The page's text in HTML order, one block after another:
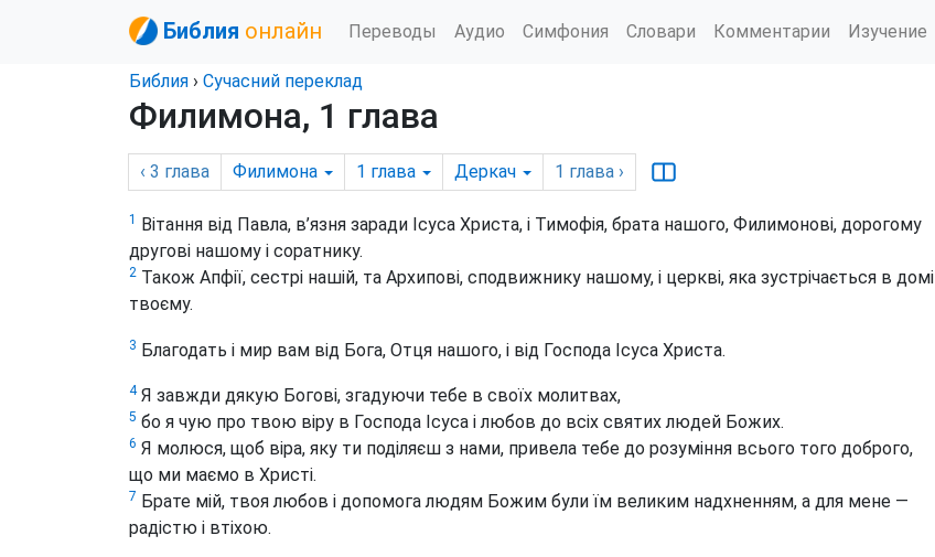
Библия онлайн Переводы Аудио Симфония Словари Комментарии Изучение
Библия › Сучасний переклад
Филимона, 1 глава
‹ 3 глава Филимона 1 глава Деркач 1 глава ›
1 Вітання від Павла, в’язня заради Ісуса Христа, і Тимофія, брата нашого, Филимонові, дорогому
другові нашому і соратнику.
2 Також Апфії, сестрі нашій, та Архипові, сподвижнику нашому, і церкві, яка зустрічається в домі
твоєму.
3 Благодать і мир вам від Бога, Отця нашого, і від Господа Ісуса Христа.
4Я завжди дякую Богові, згадуючи тебе в своїх молитвах,
5 бо я чую про твою віру в Господа Ісуса і любов до всіх святих людей Божих.
6 Я молюся, щоб віра, яку ти поділяєш з нами, привела тебе до розуміння всього того доброго,
що ми маємо в Христі.
7 Брате мій, твоя любов і допомога людям Божим були їм великим надхненням, а для мене —
радістю і втіхою.